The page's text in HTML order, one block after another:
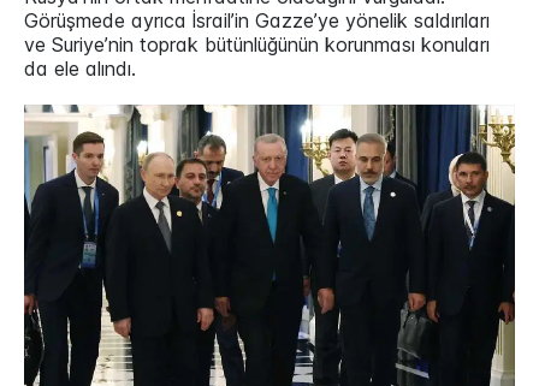
Görüşmede ayrıca İsrail’in Gazze’ye yönelik saldırıları
ve Suriye’nin toprak bütünlüğünün korunması konuları
da ele alındı.